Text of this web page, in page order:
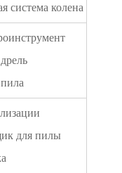
система колена
для пилы